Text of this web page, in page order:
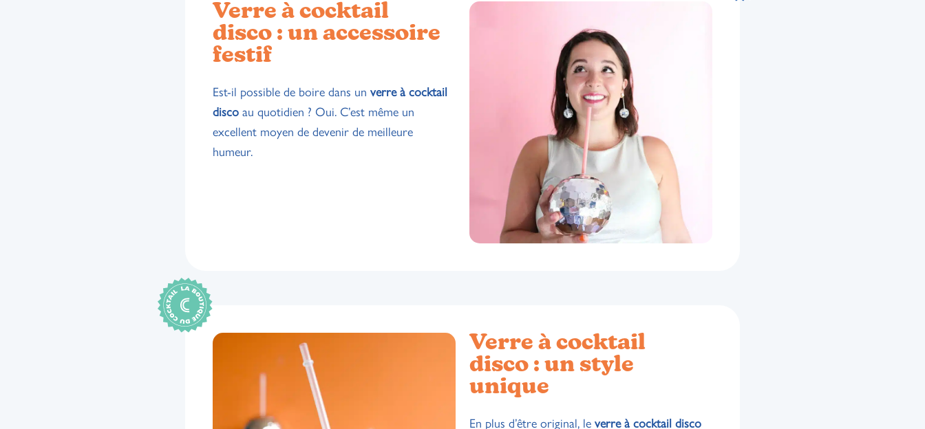
Verre à cocktail
disco : un accessoire
festif
Est-il possible de boire dans unverre à cocktail
disco au quotidien ? Oui. C’est même un
excellent moyen de devenir de meilleure
humeur.
Verre à cocktail
disco : un style
unique
En plus d’être original, le verre à cocktail disco